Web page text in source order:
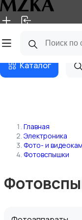
Главная Магазины
Каталог
Главная
Электроника
Фото- и
Фотовспышки